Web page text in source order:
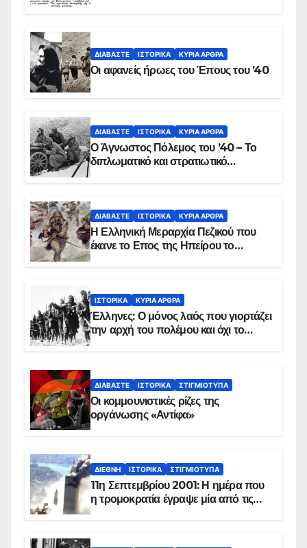
ΔΙΑΒΆΣΤΕ ΙΣΤΟΡΙΚΆ ΚΥΡΙΑ ΑΡΘΡΑ
Οι αφανείς ήρωες του Έπους του ’40
ΔΙΑΒΆΣΤΕ ΙΣΤΟΡΙΚΆ ΚΥΡΙΑ ΑΡΘΡΑ
Ο Άγνωστος Πόλεμος του ’40 – Το
διπλωματικό και στρατιωτικό
ΔΙΑΒΆΣΤΕ ΙΣΤΟΡΙΚΆ ΚΥΡΙΑ ΑΡΘΡΑ
Η Ελληνική Μεραρχία Πεζικού που
έκανε το Επος της Ηπείρου το
ΙΣΤΟΡΙΚΆ ΚΥΡΙΑ ΑΡΘΡΑ
Έλληνες: Ο μόνος λαός που γιορτάζει
την αρχή του πολέμου και όχι το
ΔΙΑΒΆΣΤΕ ΙΣΤΟΡΙΚΆ ΣΤΙΓΜΙΌΤΥΠΑ
Οι κομμουνιστικές ρίζες της
οργάνωσης «Αντίφα»
ΔΙΕΘΝΉ ΙΣΤΟΡΙΚΆ ΣΤΙΓΜΙΌΤΥΠΑ
11η Σεπτεμβρίου 2001: Η ημέρα που
η τρομοκρατία έγραψε μία από τις